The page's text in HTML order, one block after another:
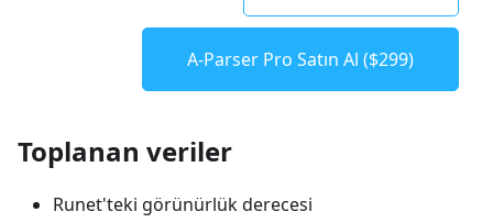
A-Parser Pro Satın Al ($299)
Toplanan veriler
Runet'teki görünürlük derecesi